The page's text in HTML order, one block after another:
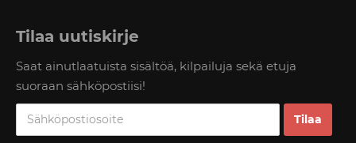
Tilaa uutiskirje
Saat ainutlaatuista sisältöä, kilpailuja sekä etuja
suoraan sähköpostiisi!